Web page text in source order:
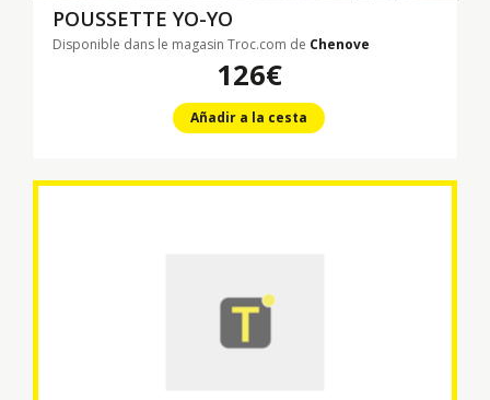
POUSSETTE YO-YO
Disponible dans le magasin Troc.com de Chenove
126€
Añadir a la cesta